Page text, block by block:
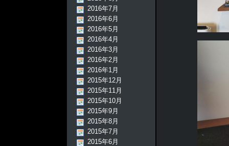
2016年7月
2016年6月
2016年5月
2016年4月
2016年3月
2016年2月
2016年1月
2015年12月
2015年11月
2015年10月
2015年9月
2015年8月
2015年7月
2015年6月